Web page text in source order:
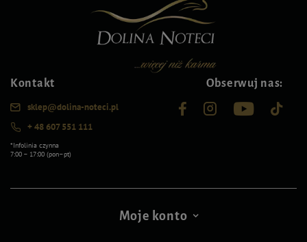
Kontakt
sklep@dolina-noteci.pl
+ 48 607 551 111
*Infolinia czynna
7:00 – 17:00 (pon–pt)
Obserwuj nas:
Moje konto